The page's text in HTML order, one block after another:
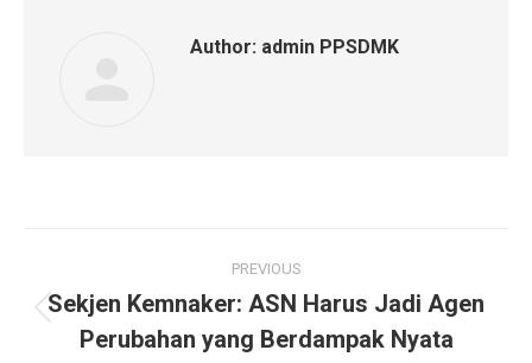
Author: admin PPSDMK
navigation
PREVIOUS
post:
Sekjen Kemnaker: ASN Harus Jadi Agen
Perubahan yang Berdampak Nyata